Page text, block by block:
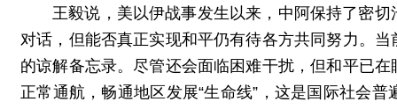
王毅说，美以伊战事发生以来，中阿保持了密
对话，但能否真正实现和平仍有待各方共同努力。
的谅解备忘录。尽管还会面临困难干扰，但和平已
正常通航，畅通地区发展“生命线”，这是国际社会